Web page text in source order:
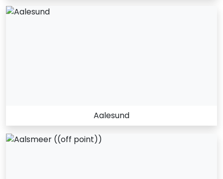
Aalesund